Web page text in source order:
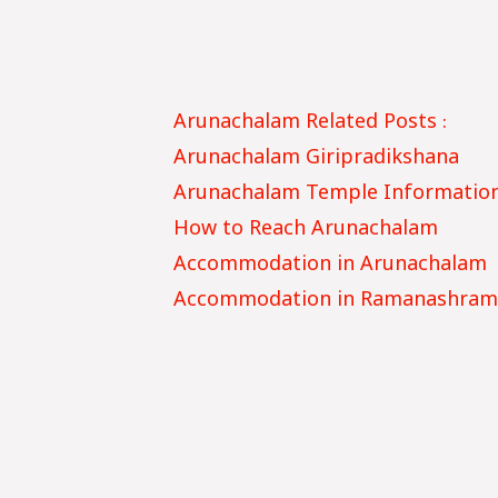
Arunachalam Related Posts :
Arunachalam Giripradikshana
Arunachalam Temple
How to Reach Arunachalam
Accommodation in Arunachalam
Accommodation in